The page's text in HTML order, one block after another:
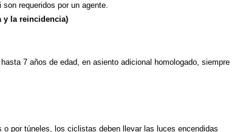
requeridos por un agente.
y la reincidencia)
7 años de edad, en asiento adicional homologado, siempre
por túneles, los ciclistas deben llevar las luces encendidas